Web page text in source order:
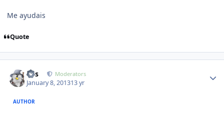
Me ayudais
Quote
luis Moderators
January 8, 201313 yr
AUTHOR